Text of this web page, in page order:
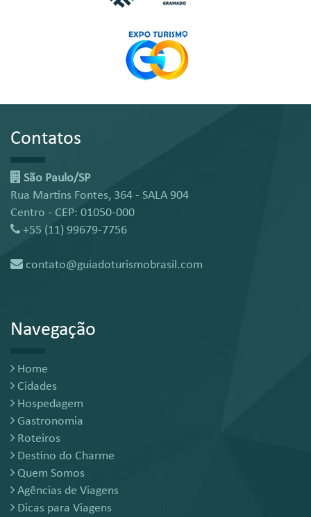
Contatos
São Paulo/SP
Rua Martins Fontes, 364 - SALA 904
Centro - CEP: 01050-000
+55 (11) 99679-7756
contato@guiadoturismobrasil.com
Navegação
Home
Cidades
Hospedagem
Gastronomia
Roteiros
Destino do Charme
Quem Somos
Agências de Viagens
Dicas para Viagens